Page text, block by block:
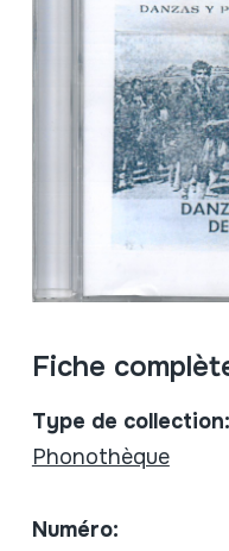
Fiche
Type de collection:
Phonothèque
Numéro: